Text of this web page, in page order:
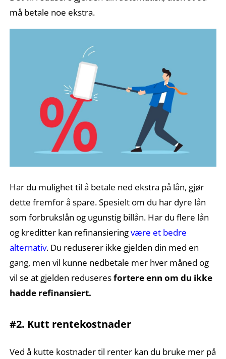
må betale noe ekstra.
Har du mulighet til å betale ned ekstra på lån, gjør
dette fremfor å spare. Spesielt om du har dyre lån
som forbrukslån og ugunstig billån. Har du flere lån
og kreditter kan refinansieringvære et bedre
alternativ. Du reduserer ikke gjelden din med en
gang, men vil kunne nedbetale mer hver måned og
vil se at gjelden reduseresfortere enn om du ikke
hadde refinansiert.
#2. Kutt rentekostnader
Ved å kutte kostnader til renter kan du bruke mer på